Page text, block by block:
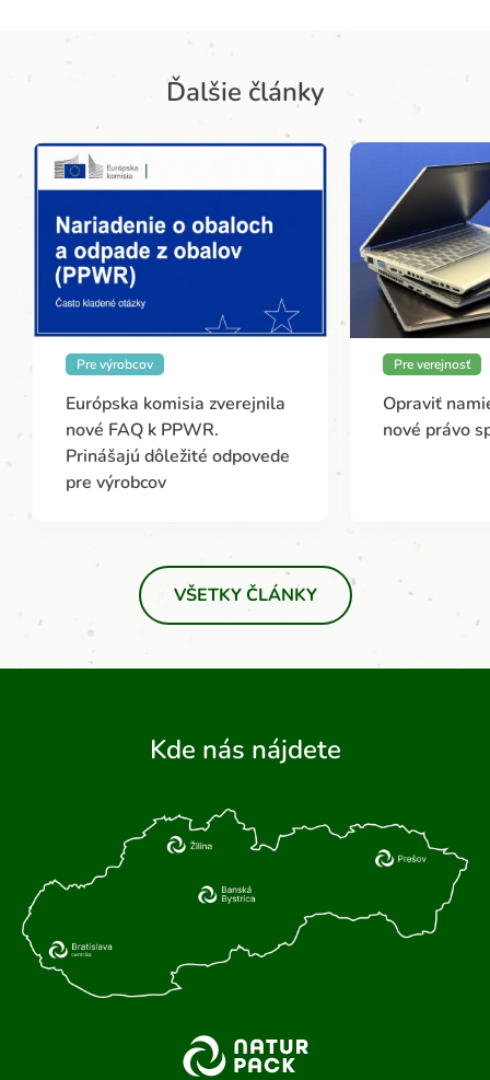
Ďalšie články
Pre výrobcov
Európska komisia zverejnila
nové FAQ k PPWR.
Prinášajú dôležité odpovede
pre výrobcov
Pre verejnosť
Opraviť
nové právo
VŠETKY ČLÁNKY
Kde nás nájdete